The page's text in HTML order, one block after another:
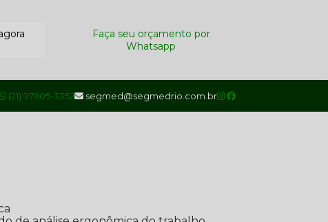
Faça seu orçamento por
Whatsapp
(21) 97905-3352 segmed@segmedrio.com.br